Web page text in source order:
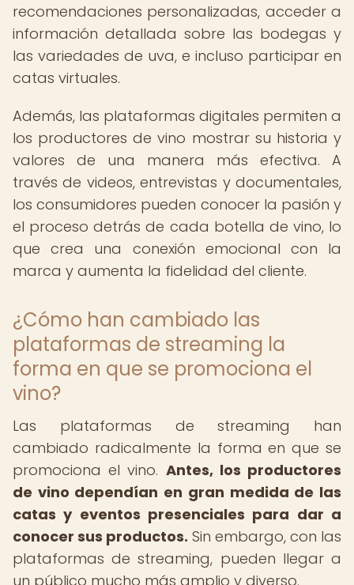
recomendaciones personalizadas, acceder a
información detallada sobre las bodegas y
las variedades de uva, e incluso participar en
catas virtuales.
Además, las plataformas digitales permiten a
los productores de vino mostrar su historia y
valores de una manera más efectiva. A
través de videos, entrevistas y documentales,
los consumidores pueden conocer la pasión y
el proceso detrás de cada botella de vino, lo
que crea una conexión emocional con la
marca y aumenta la fidelidad del cliente.
¿Cómo han cambiado las
plataformas de streaming la
forma en que se promociona el
vino?
Las plataformas de streaming han
cambiado radicalmente la forma en que se
promociona el vino. Antes, los productores
de vino dependían en gran medida de las
catas y eventos presenciales para dar a
conocer sus productos. Sin embargo, con las
plataformas de streaming, pueden llegar a
un público mucho más amplio y diverso.